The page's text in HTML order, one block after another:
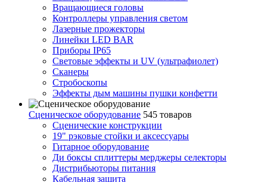
Вращающиеся головы
Контроллеры управления светом
Лазерные прожекторы
Линейки LED BAR
Приборы IP65
Световые эффекты и UV (ультрафиолет)
Сканеры
Стробоскопы
Эффекты дым машины пушки конфетти
Сценическое оборудование 545 товаров
Сценические конструкции
19" рэковые стойки и аксесcуары
Гитарное оборудование
Ди боксы сплиттеры мерджеры селекторы
Дистрибьюторы питания
Кабельная защита